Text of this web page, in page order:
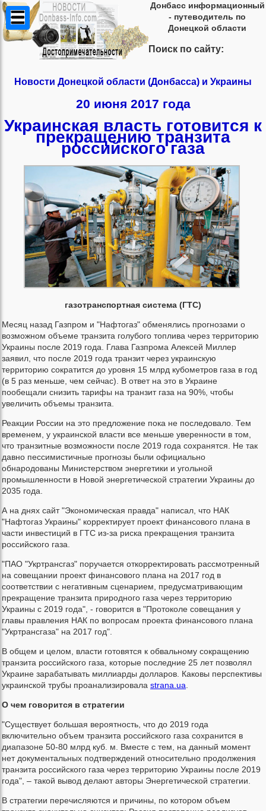
Донбасс информационный
- путеводитель по
Донецкой области
Поиск по сайту:
Новости Донецкой области (Донбасса) и Украины
20 июня 2017 года
Украинская власть готовится к
прекращению транзита
российского газа
газотранспортная система (ГТС)
Месяц назад Газпром и "Нафтогаз" обменялись прогнозами о
возможном объеме транзита голубого топлива через территорию
Украины после 2019 года. Глава Газпрома Алексей Миллер
заявил, что после 2019 года транзит через украинскую
территорию сократится до уровня 15 млрд кубометров газа в год
(в 5 раз меньше, чем сейчас). В ответ на это в Украине
пообещали снизить тарифы на транзит газа на 90%, чтобы
увеличить объемы транзита.
Реакции России на это предложение пока не последовало. Тем
временем, у украинской власти все меньше уверенности в том,
что транзитные возможности после 2019 года сохранятся. Не так
давно пессимистичные прогнозы были официально
обнародованы Министерством энергетики и угольной
промышленности в Новой энергетической стратегии Украины до
2035 года.
А на днях сайт "Экономическая правда" написал, что НАК
"Нафтогаз Украины" корректирует проект финансового плана в
части инвестиций в ГТС из-за риска прекращения транзита
российского газа.
"ПАО "Укртрансгаз" поручается откорректировать рассмотренный
на совещании проект финансового плана на 2017 год в
соответствии с негативным сценарием, предусматривающим
прекращение транзита природного газа через территорию
Украины с 2019 года", - говорится в "Протоколе совещания у
главы правления НАК по вопросам проекта финансового плана
"Укртрансгаза" на 2017 год".
В общем и целом, власти готовятся к обвальному сокращению
транзита российского газа, которые последние 25 лет позволял
Украине зарабатывать миллиарды долларов. Каковы перспективы
украинской трубы проанализировала strana.ua
О чем говорится в стратегии
"Существует большая вероятность, что до 2019 года
включительно объем транзита российского газа сохранится в
диапазоне 50-80 млрд куб. м. Вместе с тем, на данный момент
нет документальных подтверждений относительно продолжения
транзита российского газа через территорию Украины после 2019
года", – такой вывод делают авторы Энергетической стратегии.
В стратегии перечисляются и причины, по котором объем